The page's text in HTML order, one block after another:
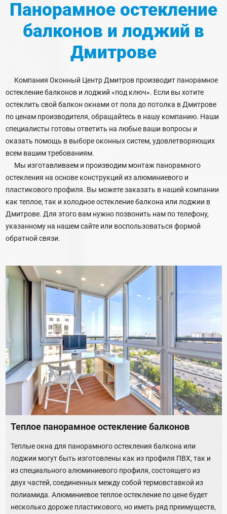
Панорамное остекление
балконов и лоджий в
Дмитрове
Компания Оконный Центр Дмитров производит панорамное
остекление балконов и лоджий «под ключ». Если вы хотите
остеклить свой балкон окнами от пола до потолка в Дмитрове
по ценам производителя, обращайтесь в нашу компанию. Наши
специалисты готовы ответить на любые ваши вопросы и
оказать помощь в выборе оконных систем, удовлетворяющих
всем вашим требованиям.
Мы изготавливаем и производим монтаж панорамного
остекления на основе конструкций из алюминиевого и
пластикового профиля. Вы можете заказать в нашей компании
как теплое, так и холодное остекление балкона или лоджии в
Дмитрове. Для этого вам нужно позвонить нам по телефону,
указанному на нашем сайте или воспользоваться формой
обратной связи.
Теплое панорамное остекление балконов
Теплые окна для панорамного остекления балкона или
лоджии могут быть изготовлены как из профиля ПВХ, так и
из специального алюминиевого профиля, состоящего из
двух частей, соединенных между собой термовставкой из
полиамида. Алюминиевое теплое остекление по цене будет
несколько дороже пластикового, но иметь ряд преимуществ,